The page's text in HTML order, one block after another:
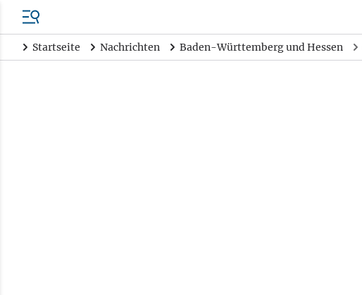
Startseite Nachrichten Baden-Württemberg und Hessen